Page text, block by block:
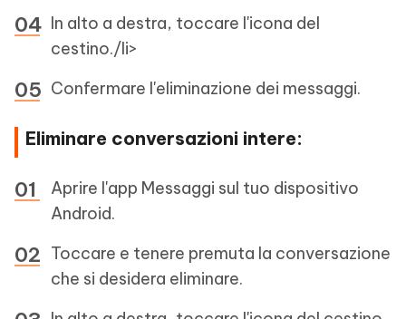
In alto a destra, toccare l'icona del
cestino./li>
Confermare l'eliminazione dei messaggi.
Eliminare conversazioni intere:
Aprire l'app Messaggi sul tuo dispositivo
Android.
Toccare e tenere premuta la conversazione
che si desidera eliminare.